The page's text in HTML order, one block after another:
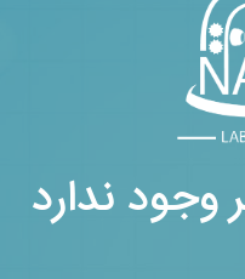
ندارد